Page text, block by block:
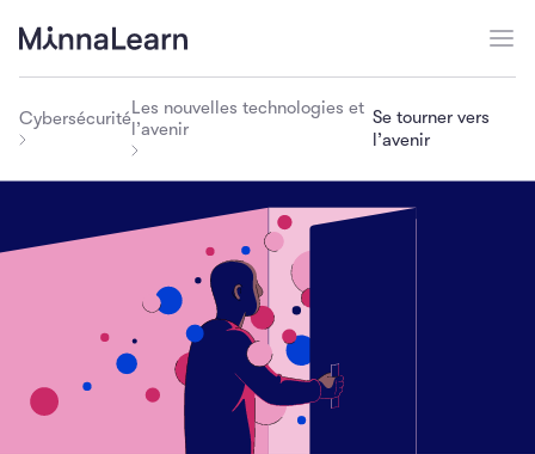
CybersécuritéLes nouvelles technologies et
l’avenir
Se tourner vers
l’avenir